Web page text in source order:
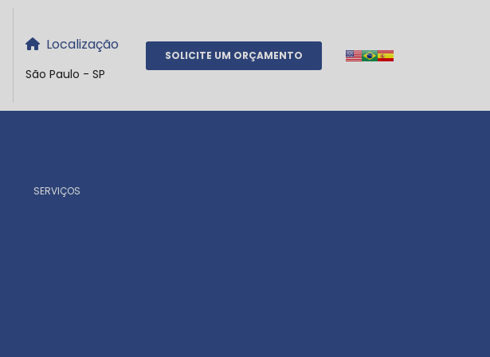
Localização
São Paulo - SP
SOLICITE UM ORÇAMENTO
SERVIÇOS